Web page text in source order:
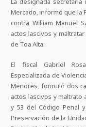
Mercado, informó que la
contra William Manuel
actos lascivos y
de Toa Alta.
El fiscal Gabriel
Especializada de
Menores, formuló dos
actos lascivos y maltrato
y 53 del Código Penal
Preservación de la